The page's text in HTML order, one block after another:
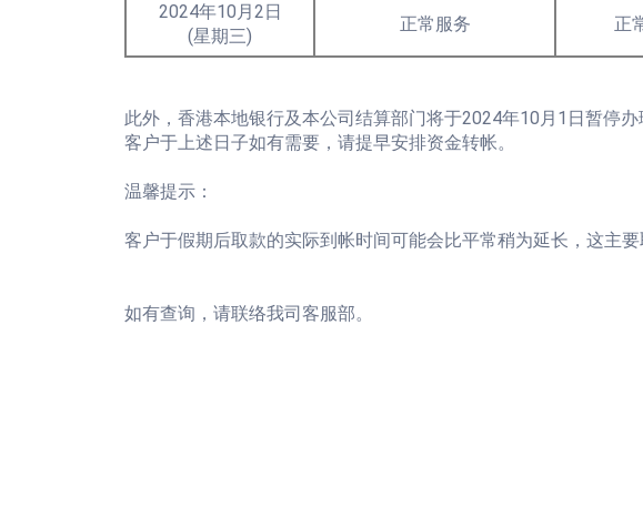
2024年10月2日
(星期三)
正常服务 正
此外，香港本地银行及本公司结算部门将于2024年10月1日暂停
客户于上述日子如有需要，请提早安排资金转帐。
温馨提示：
客户于假期后取款的实际到帐时间可能会比平常稍为延长，这主
如有查询，请联络我司客服部。